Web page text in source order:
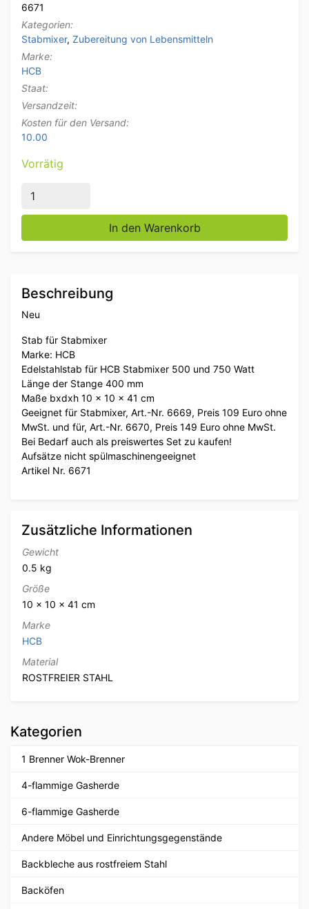
6671
Kategorien:
Stabmixer, Zubereitung von Lebensmitteln
Marke:
HCB
Staat:
Versandzeit:
Kosten für den Versand:
10.00
Vorrätig
Edelstahlstab für HCB Stabmixer 400 mm Catering
In den Warenkorb
Beschreibung
Neu
Stab für Stabmixer
Marke: HCB
Edelstahlstab für HCB Stabmixer 500 und 750 Watt
Länge der Stange 400 mm
Maße bxdxh 10 x 10 x 41 cm
Geeignet für Stabmixer, Art.-Nr. 6669, Preis 109 Euro ohne
MwSt. und für, Art.-Nr. 6670, Preis 149 Euro ohne MwSt.
Bei Bedarf auch als preiswertes Set zu kaufen!
Aufsätze nicht spülmaschinengeeignet
Artikel Nr. 6671
Zusätzliche Informationen
Gewicht
0.5 kg
Größe
10 × 10 × 41 cm
Marke
HCB
Material
ROSTFREIER STAHL
Kategorien
1 Brenner Wok-Brenner
4-flammige Gasherde
6-flammige Gasherde
Andere Möbel und Einrichtungsgegenstände
Backbleche aus rostfreiem Stahl
Backöfen